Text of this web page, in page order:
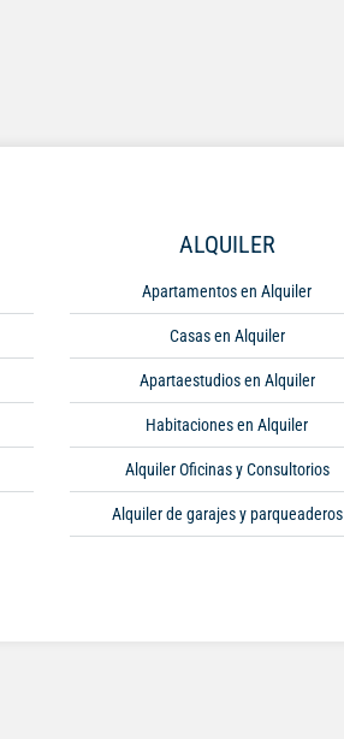
ALQUILER
Apartamentos en Alquiler
Casas en Alquiler
Apartaestudios en Alquiler
Habitaciones en Alquiler
Alquiler Oficinas y Consultorios
Alquiler de garajes y parqueaderos